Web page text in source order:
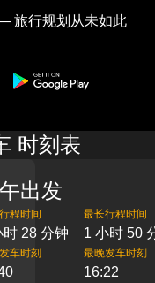
旅行规划从未如此
时刻表
出发
程时间
时 28 分钟
最长行程时间
1 小时 50
车时刻 最晚发车时刻
16:22